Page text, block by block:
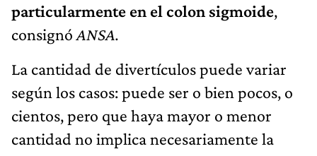
particularmente en el colon sigmoide,
consignó ANSA.
La cantidad de divertículos puede variar
según los casos: puede ser o bien pocos, o
cientos, pero que haya mayor o menor
cantidad no implica necesariamente la